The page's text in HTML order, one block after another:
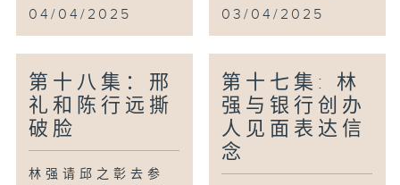
04/04/2025 03/04/2025
第十八集：邢
礼和陈行远撕
破脸
林强请邱之彰去参
第十七集: 林
强与银行创办
人见面表达信
念